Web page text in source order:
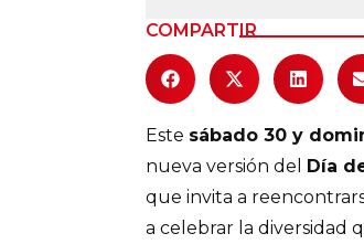
COMPARTIR
Este sábado 30 y
nueva versión del Día
que invita a
a celebrar la diversidad